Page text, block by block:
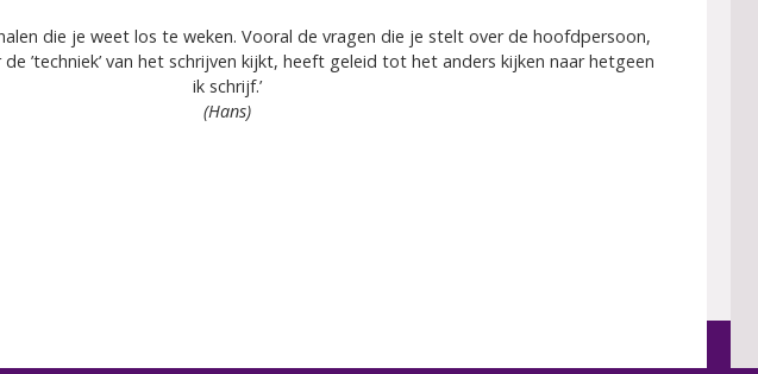
die je weet los te weken. Vooral de vragen die je stelt over de hoofdpersoon,
’techniek’ van het schrijven kijkt, heeft geleid tot het anders kijken naar hetgeen
ik schrijf.’
(Hans)